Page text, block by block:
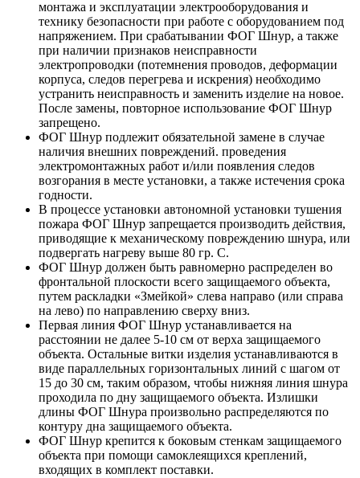
монтажа и эксплуатации электрооборудования и
технику безопасности при работе с оборудованием под
напряжением. При срабатывании ФОГ Шнур, а также
при наличии признаков неисправности
электропроводки (потемнения проводов, деформации
корпуса, следов перегрева и искрения) необходимо
устранить неисправность и заменить изделие на новое.
После замены, повторное использование ФОГ Шнур
запрещено.
ФОГ Шнур подлежит обязательной замене в случае
наличия внешних повреждений. проведения
электромонтажных работ и/или появления следов
возгорания в месте установки, а также истечения срока
годности.
В процессе установки автономной установки тушения
пожара ФОГ Шнур запрещается производить действия,
приводящие к механическому повреждению шнура, или
подвергать нагреву выше 80 гр. С.
ФОГ Шнур должен быть равномерно распределен во
фронтальной плоскости всего защищаемого объекта,
путем раскладки «Змейкой» слева направо (или справа
на лево) по направлению сверху вниз.
Первая линия ФОГ Шнур устанавливается на
расстоянии не далее 5-10 см от верха защищаемого
объекта. Остальные витки изделия устанавливаются в
виде параллельных горизонтальных линий с шагом от
15 до 30 см, таким образом, чтобы нижняя линия шнура
проходила по дну защищаемого объекта. Излишки
длины ФОГ Шнура произвольно распределяются по
контуру дна защищаемого объекта.
ФОГ Шнур крепится к боковым стенкам защищаемого
объекта при помощи самоклеящихся креплений,
входящих в комплект поставки.